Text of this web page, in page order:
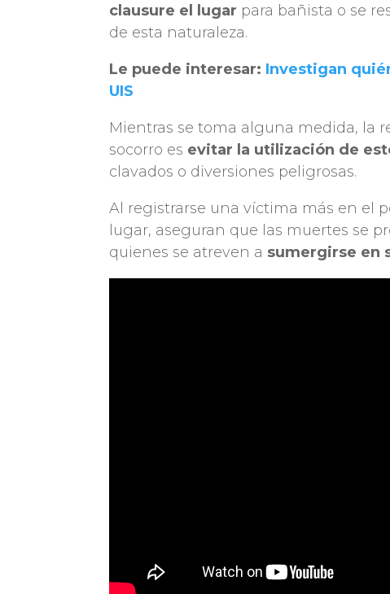
clausure el lugar para bañista o se
de esta naturaleza.
Le puede interesar: Investigan
UIS
Mientras se toma alguna medida, la
socorro es evitar la utilización de
clavados o diversiones peligrosas.
Al registrarse una víctima más en el
lugar, aseguran que las muertes se
quienes se atreven a sumergirse en